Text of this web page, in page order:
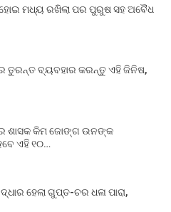
ହୋଇ ମଧ୍ୟ ରଖିଲା ପର ପୁରୁଷ ସହ ଅବୈଧ
ତୁରନ୍ତ ବ୍ୟବହାର କରନ୍ତୁ ଏହି ଜିନିଷ,
ଶାସକ କିମ ଜୋଙ୍ଗ ଉନଙ୍କ
ଏହି ୧୦…
ହେଲା ଗୁପ୍ତ-ଚର ଧଳା ପାରା,